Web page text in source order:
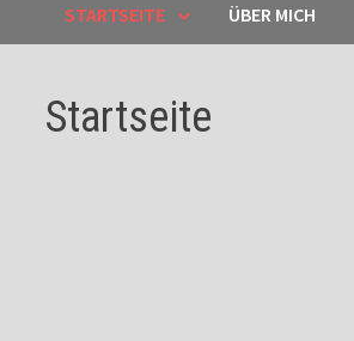
STARTSEITE ÜBER MICH
Startseite